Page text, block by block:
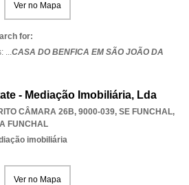
Ver no Mapa
for:
...CASA DO BENFICA EM SÃO JOÃO DA
- Mediação Imobiliária, Lda
CÂMARA 26B, 9000-039, SE FUNCHAL,
FUNCHAL
imobiliária
Ver no Mapa